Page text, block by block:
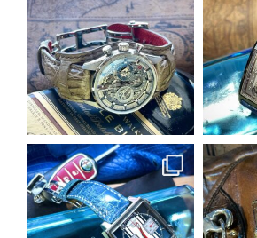
5月 10
earnest_by_castplanning